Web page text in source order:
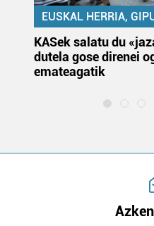
EUSKAL HERRIA,
KASek salatu du
dutela gose direnei
emateagatik